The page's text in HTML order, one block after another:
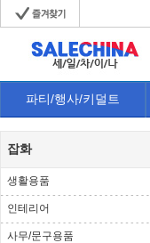
파티/행사/키덜트
잡화
생활용품
인테리어
사무/문구용품